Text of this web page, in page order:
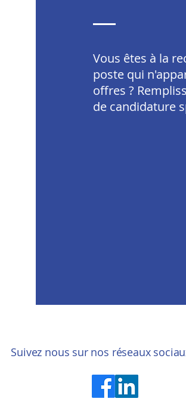
Vous êtes à la
poste qui
offres ?
de candidature
Suivez nous sur nos réseaux